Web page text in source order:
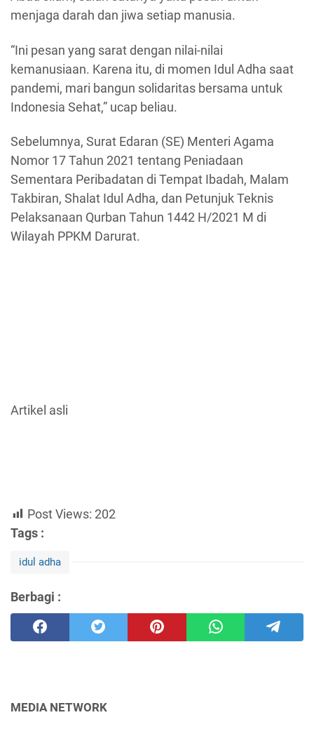
menjaga darah dan jiwa setiap manusia.
“Ini pesan yang sarat dengan nilai-nilai
kemanusiaan. Karena itu, di momen Idul Adha saat
pandemi, mari bangun solidaritas bersama untuk
Indonesia Sehat,” ucap beliau.
Sebelumnya, Surat Edaran (SE) Menteri Agama
Nomor 17 Tahun 2021 tentang Peniadaan
Sementara Peribadatan di Tempat Ibadah, Malam
Takbiran, Shalat Idul Adha, dan Petunjuk Teknis
Pelaksanaan Qurban Tahun 1442 H/2021 M di
Wilayah PPKM Darurat.
Artikel asli
Post Views: 202
Tags :
idul adha
Berbagi :
MEDIA NETWORK